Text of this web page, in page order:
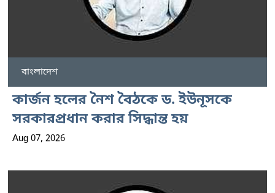
বাংলাদেশ
কার্জন হলের নৈশ বৈঠকে ড. ইউনূসকে
সরকারপ্রধান করার সিদ্ধান্ত হয়
Aug 07, 2026